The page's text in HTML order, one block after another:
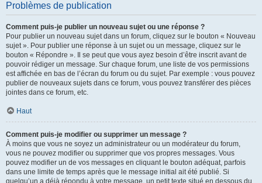
Problèmes de publication
Comment puis-je publier un nouveau sujet ou une réponse ?
Pour publier un nouveau sujet dans un forum, cliquez sur le bouton « Nouveau
sujet ». Pour publier une réponse à un sujet ou un message, cliquez sur le
bouton « Répondre ». Il se peut que vous ayez besoin d’être inscrit avant de
pouvoir rédiger un message. Sur chaque forum, une liste de vos permissions
est affichée en bas de l’écran du forum ou du sujet. Par exemple : vous pouvez
publier de nouveaux sujets dans ce forum, vous pouvez transférer des pièces
jointes dans ce forum, etc.
Haut
Comment puis-je modifier ou supprimer un message ?
À moins que vous ne soyez un administrateur ou un modérateur du forum,
vous ne pouvez modifier ou supprimer que vos propres messages. Vous
pouvez modifier un de vos messages en cliquant le bouton adéquat, parfois
dans une limite de temps après que le message initial ait été publié. Si
quelqu’un a déjà répondu à votre message, un petit texte situé en dessous du